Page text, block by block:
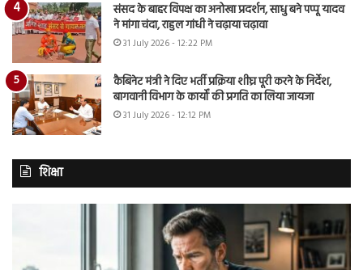
संसद के बाहर विपक्ष का अनोखा प्रदर्शन, साधु बने पप्पू यादव
ने मांगा चंदा, राहुल गांधी ने चढ़ाया चढ़ावा
31 July 2026 - 12:22 PM
कैबिनेट मंत्री ने दिए भर्ती प्रक्रिया शीघ्र पूरी करने के निर्देश,
बागवानी विभाग के कार्यों की प्रगति का लिया जायजा
31 July 2026 - 12:12 PM
शिक्षा